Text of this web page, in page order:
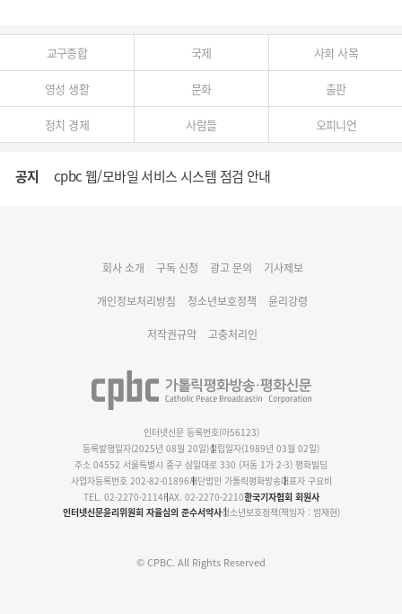
교구종합 국제 사회 사목
영성 생활 문화 출판
정치 경제 사람들 오피니언
공지 cpbc 웹/모바일 서비스 시스템 점검 안내
명동 미디어큐브 & 1898 미디어월 공모전 수상작 발표
회사 소개 구독 신청 광고 문의 기사제보
개인정보처리방침 청소년보호정책 윤리강령
저작권규약 고충처리인
인터넷신문 등록번호(아56123)
등록발행일자(2025년 08월 20일)설립일자(1989년 03월 02일)
주소 04552 서울특별시 중구 삼일대로 330 (저동 1가 2-3) 평화빌딩
사업자등록번호 202-82-01896재단법인 가톨릭평화방송대표자 구요비
TEL. 02-2270-2114FAX. 02-2270-2210한국기자협회 회원사
인터넷신문윤리위원회 자율심의 준수서약사청소년보호정책(책임자 : 엄재현)
© CPBC. All Rights Reserved